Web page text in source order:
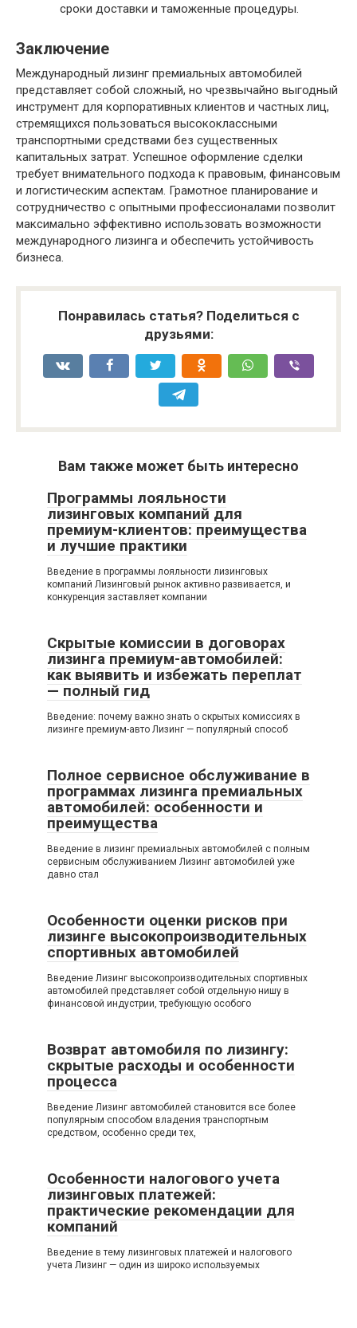
сроки доставки и таможенные процедуры.
Заключение
Международный лизинг премиальных автомобилей
представляет собой сложный, но чрезвычайно выгодный
инструмент для корпоративных клиентов и частных лиц,
стремящихся пользоваться высококлассными
транспортными средствами без существенных
капитальных затрат. Успешное оформление сделки
требует внимательного подхода к правовым, финансовым
и логистическим аспектам. Грамотное планирование и
сотрудничество с опытными профессионалами позволит
максимально эффективно использовать возможности
международного лизинга и обеспечить устойчивость
бизнеса.
Понравилась статья? Поделиться с
друзьями:
Вам также может быть интересно
Программы лояльности
лизинговых компаний для
премиум-клиентов: преимущества
и лучшие практики
Введение в программы лояльности лизинговых
компаний Лизинговый рынок активно развивается, и
конкуренция заставляет компании
Скрытые комиссии в договорах
лизинга премиум-автомобилей:
как выявить и избежать переплат
— полный гид
Введение: почему важно знать о скрытых комиссиях в
лизинге премиум-авто Лизинг — популярный способ
Полное сервисное обслуживание в
программах лизинга премиальных
автомобилей: особенности и
преимущества
Введение в лизинг премиальных автомобилей с полным
сервисным обслуживанием Лизинг автомобилей уже
давно стал
Особенности оценки рисков при
лизинге высокопроизводительных
спортивных автомобилей
Введение Лизинг высокопроизводительных спортивных
автомобилей представляет собой отдельную нишу в
финансовой индустрии, требующую особого
Возврат автомобиля по лизингу:
скрытые расходы и особенности
процесса
Введение Лизинг автомобилей становится все более
популярным способом владения транспортным
средством, особенно среди тех,
Особенности налогового учета
лизинговых платежей:
практические рекомендации для
компаний
Введение в тему лизинговых платежей и налогового
учета Лизинг — один из широко используемых